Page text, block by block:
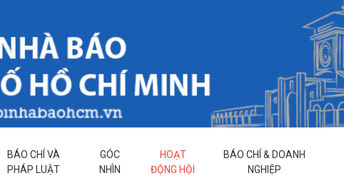
BÁO CHÍ VÀ
PHÁP LUẬT
GÓC
NHÌN
HOẠT
ĐỘNG HỘI
BÁO CHÍ & DOANH
NGHIỆP